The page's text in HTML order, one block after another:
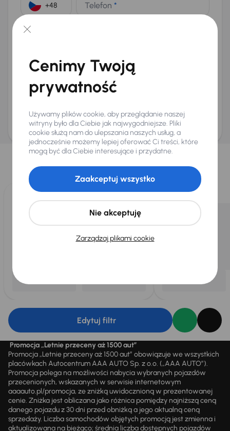
Telefon *
E-mail
Na numer telefonu (opcjonalnie)
Wyślij zapytanie
ani zagwarantowaną dostępnością pojazdu. AURES Holdings a.s., z siedzibą
Dopraváků 874/15, Čimice, 184 00 Praga 8, będzie przechowywać i przetwarzać
Twoje dane osobowe zgodnie z zasadami ochrony i przetwarzaniadanych
osobowych
Wybraliśmy dla Ciebie
Wybieramy dla Ciebienajlepsze pojazdyz naszej oferty. Kupimy
dla Ciebiedo 400 pojazdówkażdego dnia.
Edytuj filtr
Promocja „Letnie przeceny aż 1500 aut”
Promocja „Letnie przeceny aż 1500 aut” obowiązuje we wszystkich
placówkach Autocentrum AAA AUTO Sp. z o.o. („AAA AUTO”).
Promocja polega na możliwości nabycia wybranych pojazdów
przecenionych, wskazanych w serwisie internetowym
aaaauto.pl/promocja, ze zniżką uwidocznioną w prezentowanej
cenie. Zniżka jest obliczana jako różnica pomiędzy najniższą ceną
danego pojazdu z 30 dni przed obniżką a jego aktualną ceną
sprzedaży. Liczba samochodów objętych promocją jest zmienna i
aktualizowana na bieżąco; średnia liczba dostępnych pojazdów
Cenimy Twoją
prywatność
Używamy plików cookie, aby przeglądanie naszej
witryny było dla Ciebie jak najwygodniejsze. Pliki
cookie służą nam do ulepszania naszych usług, a
jednocześnie możemy lepiej oferować Ci treści, które
mogą być dla Ciebie interesujące i przydatne.
Zarządzaj plikami cookie
Nie akceptuję
Zaakceptuj wszystko